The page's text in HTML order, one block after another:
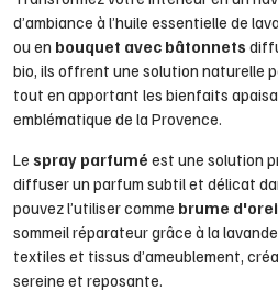
d’ambiance à l’huile essentielle de
ou en bouquet avec bâtonnets
bio, ils offrent une solution naturelle
tout en apportant les bienfaits
emblématique de la Provence.
Le spray parfumé est une solution
diffuser un parfum subtil et délicat
pouvez l’utiliser comme brume
sommeil réparateur grâce à la
textiles et tissus d’ameublement,
sereine et reposante.